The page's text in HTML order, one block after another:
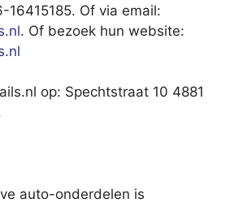
16415185. Of via email:
. Of bezoek hun website:
op: Spechtstraat 10 4881
auto-onderdelen is